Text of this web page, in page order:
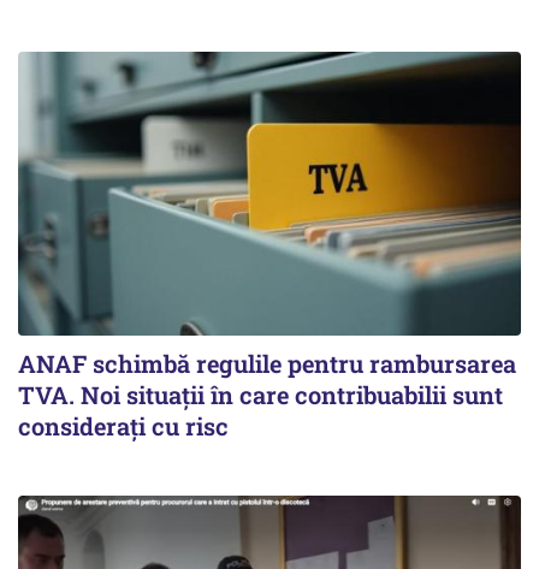
ANAF schimbă regulile pentru rambursarea
TVA. Noi situaţii în care contribuabilii sunt
consideraţi cu risc